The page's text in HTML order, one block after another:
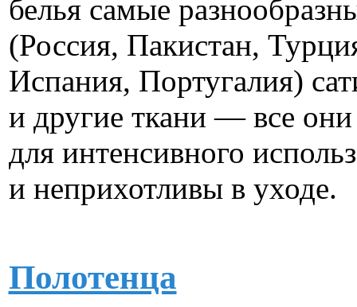
белья самые
(Россия, Пакистан,
Испания, Португалия)
и другие ткани — все
для интенсивного
и неприхотливы в уходе.
Полотенца